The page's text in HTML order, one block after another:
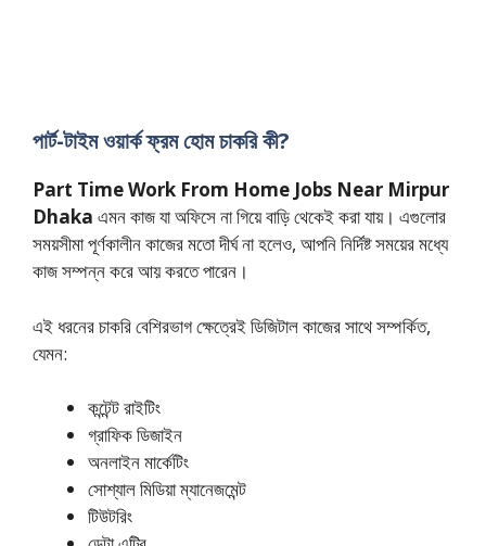
পার্ট-টাইম ওয়ার্ক ফ্রম হোম চাকরি কী?
Part Time Work From Home Jobs Near Mirpur
Dhaka এমন কাজ যা অফিসে না গিয়ে বাড়ি থেকেই করা যায়। এগুলোর
সময়সীমা পূর্ণকালীন কাজের মতো দীর্ঘ না হলেও, আপনি নির্দিষ্ট সময়ের মধ্যে
কাজ সম্পন্ন করে আয় করতে পারেন।
এই ধরনের চাকরি বেশিরভাগ ক্ষেত্রেই ডিজিটাল কাজের সাথে সম্পর্কিত,
যেমন:
কন্টেন্ট রাইটিং
গ্রাফিক ডিজাইন
অনলাইন মার্কেটিং
সোশ্যাল মিডিয়া ম্যানেজমেন্ট
টিউটরিং